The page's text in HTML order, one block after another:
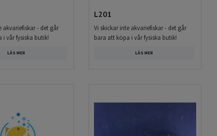
akvariefiskar - det går
i vår fysiska butik!
LÄS MER
L201
Vi skickar inte akvariefiskar - det går
bara att köpa i vår fysiska butik!
LÄS MER